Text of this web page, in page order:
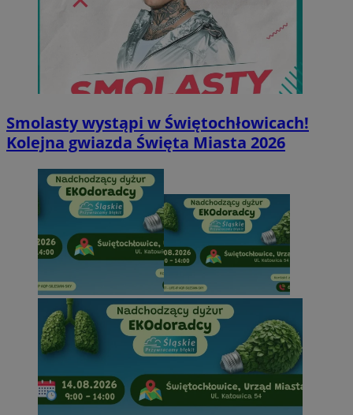
Smolasty wystąpi w Świętochłowicach!
Kolejna gwiazda Święta Miasta 2026